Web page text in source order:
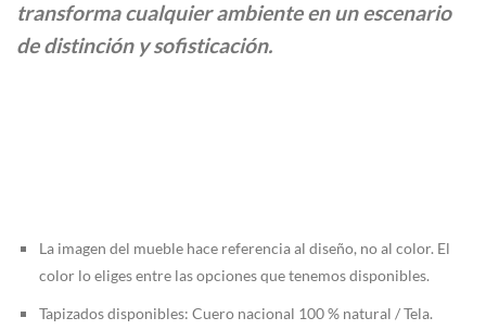
$3.699.000
transforma cualquier ambiente en un escenario
de distinción y sofisticación.
La imagen del mueble hace referencia al diseño, no al color. El
color lo eliges entre las opciones que tenemos disponibles.
Tapizados disponibles: Cuero nacional 100 % natural / Tela.